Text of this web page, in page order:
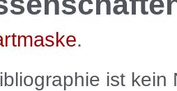
.
ist kein